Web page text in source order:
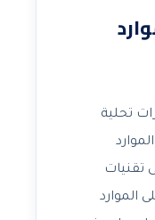
تحلية
تقنيات
الموارد